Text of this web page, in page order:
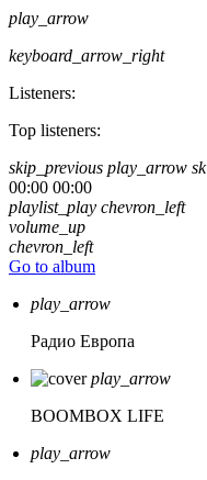
play_arrow
keyboard_arrow_right
Listeners:
Top listeners:
skip_previous play_arrow
00:00 00:00
playlist_play chevron_left
volume_up
chevron_left
Go to album
play_arrow
Радио Европа
play_arrow
BOOMBOX LIFE
play_arrow